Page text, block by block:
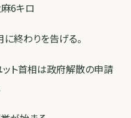
6キロ
終わりを告げる。
ット首相は政府解散の申請